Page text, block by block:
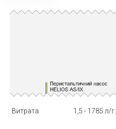
Витрата 1,5 - 1785 л/г.